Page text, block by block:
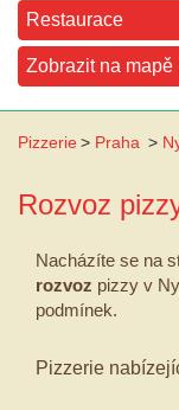
Restaurace
Zobrazit na mapě
Pizzerie> Praha >
Rozvoz
Nacházíte se na
rozvoz pizzy v
podmínek.
Pizzerie